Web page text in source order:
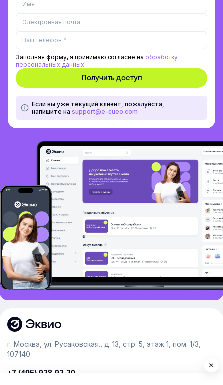
Заполняя форму, я принимаю согласие на обработку
персональных данных
Если вы уже текущий клиент, пожалуйста,
напишите на support@e-queo.com
г. Москва, ул. Русаковская., д. 13, стр. 5, этаж 1, пом. 1/3,
107140
+7 (495) 928-92-20